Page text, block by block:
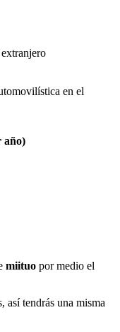
en el
año)
miituo por medio el
así tendrás una misma